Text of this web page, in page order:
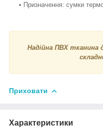
• Призначення: сумки
Надійна ПВХ
Приховати
Характеристики